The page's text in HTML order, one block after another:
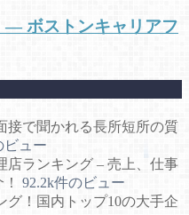
— ボストンキャリアフ
接で聞かれる長所短所の質
ビュー
店ランキング – 売上、仕事
92.2k件のビュー
グ！国内トップ10の大手企